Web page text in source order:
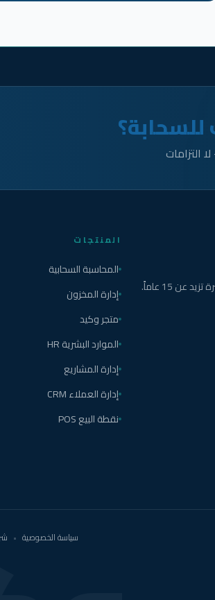
عن 15 عاماً.
المنتجات
المحاسبة السحابية
إدارة المخزون
متجر وكيد
الموارد البشرية HR
إدارة المشاريع
إدارة العملاء CRM
نقطة البيع POS
سياسة الخصوصية •